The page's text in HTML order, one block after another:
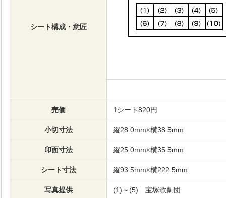
シート構成・意匠
売価 1シート820円
小切寸法 縦28.0mm×横38.5mm
印面寸法 縦25.0mm×横35.5mm
シート寸法 縦93.5mm×横222.5mm
写真提供 (1)～(5) 宝塚歌劇団